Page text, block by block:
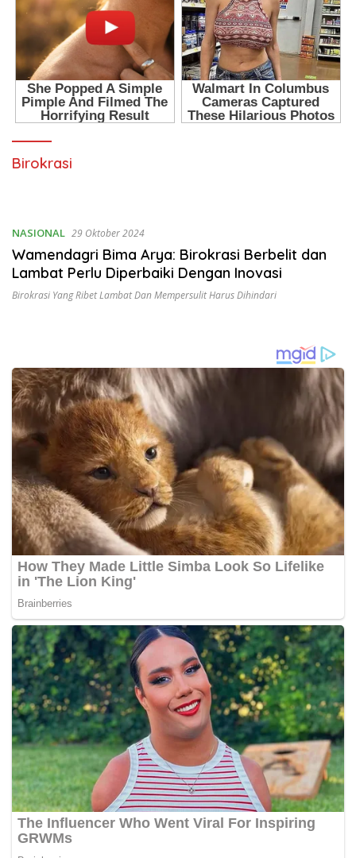
Birokrasi
NASIONAL 29 Oktober 2024
Wamendagri Bima Arya: Birokrasi Berbelit dan
Lambat Perlu Diperbaiki Dengan Inovasi
Birokrasi Yang Ribet Lambat Dan Mempersulit Harus Dihindari